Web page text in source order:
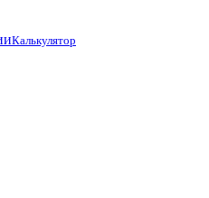
Калькулятор